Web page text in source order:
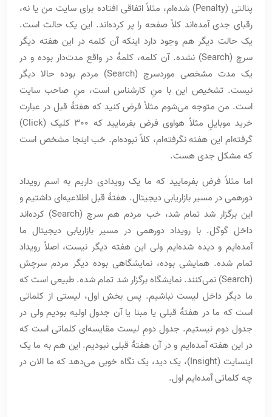
پنالتی (Penalty) شده‌ام، مثلاً اتفاقی افتاده برای سایت من یا نه،
رقبای جدی آمده‌اند کلاً صفحه را پر کرده‌اند. این یک حالت است.
یک حالت دیگر هم وجود دارد اینکه آن کلمه در این هفته دیگر
سرچ (Search) نشده. آن کلمه، کلمۀ در واقع مدت‌دار بوده و در
یک مدت مشخصی موردسرچ (Search) مردم بوده حالا دیگر
نیست. تشخیص این با منِ کارشناس است، منِ صاحب سایت
است. من متوجه می‌شوم مثلاً فرض کنید که هفتۀ قبل در عبارت
خرید موبایلِ مثلاً هواوی فرض بفرمایید که 300 کلیک (Click)
گرفته‌ام این هفته نگرفته‌ام، کلاً نبوده‌ام. خب اینجا مشخص است
که مشکل جدی هست.
اما مثلاً فرض بفرمایید که ما یک رویدادی داریم به اسم رویداد
دورهمی در مسیر بازاریابی دیجیتال. هفتۀ قبل اطلاعیه‌ای داشتیم و
این برگزار شد تمام شد، خب مردم هم سرچ (Search) کرده‌اند
داخل گوگل. با رویداد دورهمی در مسیر بازاریابی دیجیتال ما
آمده‌ایم و دیده شده‌ایم ولی این هفته دیگر نیست، اصلاً رویداد
تمام شده. همایشی بوده، نمایشگاهی بوده دیگر مردم سرچش
(Search) نمی‌کنند. نمایشگاه برگزار شد تمام شده. طبیعی است که
ما دیگر داخل لیست نباشیم. پس بخش اول، لیستی از کلماتی
است که ما در هفتۀ قبلی یا مبنا یا آن جدول اولیه بودیم ولی در
جدول دوم نیستیم. جدول دومِ لیست مقایسه‌ای کلماتی است که
در این هفته آمده‌ایم و در آن هفتۀ قبلی نبودیم. این هم به ما یک
اینسایت (Insight)، یک دید، یک نگاه خوبی می‌دهد که ما الان در
چه کلماتی آمده‌ایم اول.